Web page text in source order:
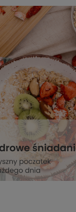
Mamy nadzieję, że
wrócisz :) Pozdrawiamy
Stacja Bio